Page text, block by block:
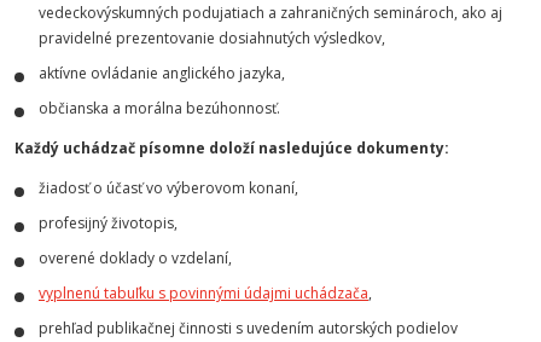
vedeckovýskumných podujatiach a zahraničných seminároch, ako aj
pravidelné prezentovanie dosiahnutých výsledkov,
aktívne ovládanie anglického jazyka,
občianska a morálna bezúhonnosť.
Každý uchádzač písomne doloží nasledujúce dokumenty:
žiadosť o účasť vo výberovom konaní,
profesijný životopis,
overené doklady o vzdelaní,
vyplnenú tabuľku s povinnými údajmi uchádzača,
prehľad publikačnej činnosti s uvedením autorských podielov